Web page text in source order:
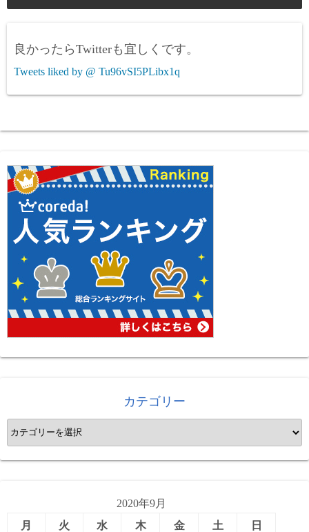
良かったらTwitterも宜しくです。
Tweets liked by @ Tu96vSI5PLibx1q
カテゴリー
カ
テ
ゴ
2020年9月
月
火 水 木 金 土 日